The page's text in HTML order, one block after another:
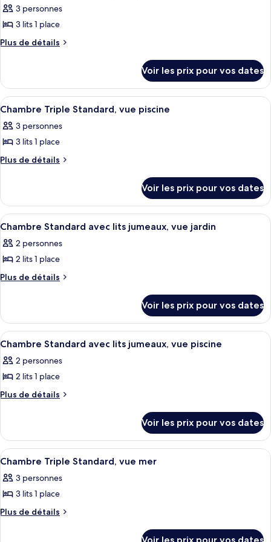
Standard
Chambre
Standard
les
photos
pour
de
chambre :
Chambre
Triple
Standard,
jardin
3 personnes
3 lits 1 place
Plus de détails
Plus
le
type
de
Chambre
Triple
vue
Voir les prix pour vos dates
Afficher
toutes
les
photos
pour
de
chambre :
Chambre
Triple
Standard,
piscine
Une chambre d’hôtel équipée d’un
6
Chambre Triple Standard, vue piscine
3 personnes
3 lits 1 place
Plus de détails
Plus
le
type
de
Chambre
Triple
vue
Voir les prix pour vos dates
Afficher
toutes
les
photos
pour
de
chambre :
Chambre
Standard
avec
jumeaux,
Une chambre d’hôtel équipée d’un
6
Chambre Standard avec lits jumeaux, vue jardin
2 personnes
2 lits 1 place
Plus de détails
Plus
le
type
de
Chambre
Standard
lits
Voir les prix pour vos dates
Afficher
toutes
les
photos
pour
de
chambre :
Chambre
Standard
avec
jumeaux,
Une chambre d’hôtel équipée d’un
6
Chambre Standard avec lits jumeaux, vue piscine
2 personnes
2 lits 1 place
Plus de détails
Plus
le
type
de
Chambre
Standard
lits
Voir les prix pour vos dates
Afficher
toutes
les
photos
pour
Une chambre d’hôtel équipée d’un
6
Chambre Triple Standard, vue mer
3 personnes
3 lits 1 place
Plus de détails
Plus